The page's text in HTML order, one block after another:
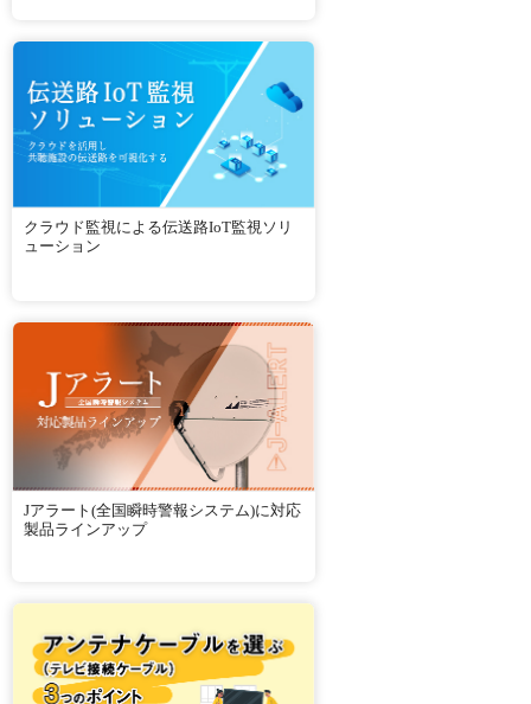
クラウド監視による伝送路IoT監視ソリ
ューション
Jアラート(全国瞬時警報システム)に対応
製品ラインアップ